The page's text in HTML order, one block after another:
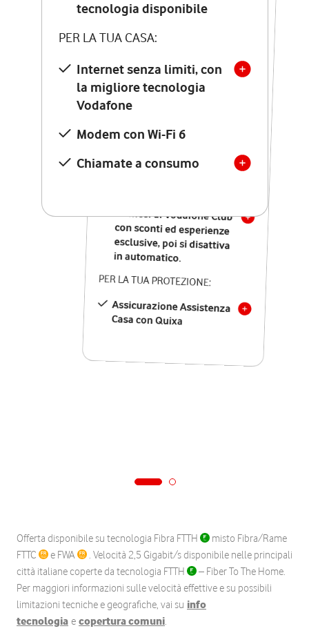
tecnologia disponibile
PER LA TUA CASA:
Internet senza limiti, con
la migliore tecnologia
Vodafone
Modem con Wi-Fi 6
Chiamate a consumo
tecnologia disponibile
PER LA TUA CASA:
Internet senza limiti, con
la migliore tecnologia
Vodafone
Modem Seven con Wi-Fi 7
Chiamate illimitate verso
numeri fissi e mobili
nazionali
12 mesi di Vodafone Club
con sconti ed esperienze
esclusive, poi si disattiva
in automatico.
PER LA TUA PROTEZIONE:
Assicurazione Assistenza
Casa con Quixa
Offerta disponibile su tecnologia Fibra FTTH
misto Fibra/Rame
FTTC
e FWA
. Velocità 2,5 Gigabit/s disponibile nelle principali
città italiane coperte da tecnologia FTTH
– Fiber To The Home.
Per maggiori informazioni sulle velocità effettive e su possibili
limitazioni tecniche e geografiche, vai su info
tecnologia e copertura comuni.